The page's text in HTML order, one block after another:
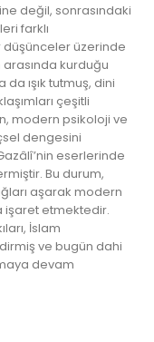
değil, sonrasındaki
farklı
üzerinde
arasında kurduğu
ışık tutmuş, dini
çeşitli
modern psikoloji ve
dengesini
eserlerinde
Bu durum,
aşarak modern
işaret etmektedir.
İslam
ve bugün dahi
devam